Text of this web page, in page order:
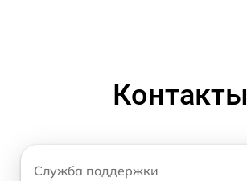
Контакты
Служба поддержки